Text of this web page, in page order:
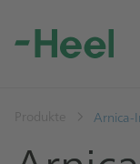
Produkte Arnica-